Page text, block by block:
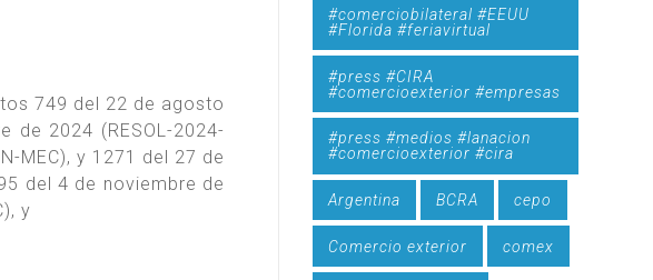
749 del 22 de agosto
2024 (RESOL-2024-
MEC), y 1271 del 27 de
del 4 de noviembre de
y
#comerciobilateral #EEUU
#Florida #feriavirtual
#press #CIRA
#comercioexterior #empresas
#press #medios #lanacion
#comercioexterior #cira
Argentina BCRA cepo
Comercio exterior comex